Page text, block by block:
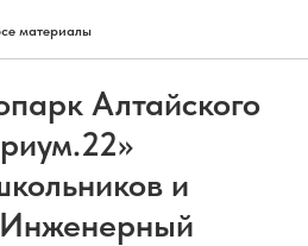
материалы
Алтайского
и
Инженерный